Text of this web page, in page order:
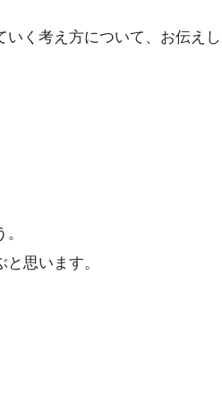
く考え方について、お伝えし
思います。